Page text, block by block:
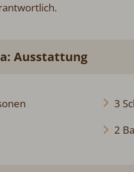
Ausstattung
3
2